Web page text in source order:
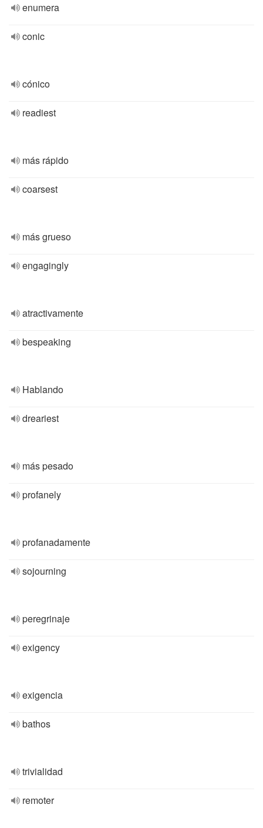
enumera
conic
cónico
readiest
más rápido
coarsest
más grueso
engagingly
atractivamente
bespeaking
Hablando
dreariest
más pesado
profanely
profanadamente
sojourning
peregrinaje
exigency
exigencia
bathos
trivialidad
remoter